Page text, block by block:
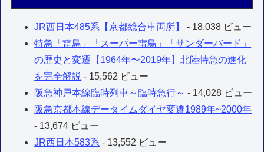
JR西日本485系【京都総合車両所】
- 18,038 ビュー
特急「雷鳥」「スーパー雷鳥」「サンダーバード」
の歴史と変遷【1964年〜2019年】北陸特急の進化
を完全解説 - 15,562 ビュー
阪急神戸本線臨時列車～臨時急行～ - 14,028 ビュー
阪急京都本線データイムダイヤ変遷1989年~2000年
- 13,674 ビュー
JR西日本583系 - 13,552 ビュー